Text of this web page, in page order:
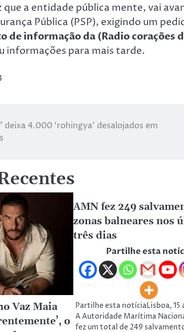
que a entidade pública mente, vai
Pública (PSP), exigindo um
de informação da (Radio corações
informações para mais tarde.
deixa 4.000 ‘rohingya’ desalojados em
Vaz Maia
o
AMN fez 249
zonas balneares nos
três dias
Partilhe esta
Partilhe esta notíciaLisboa, 15
A Autoridade Marítima
fez um total de 249